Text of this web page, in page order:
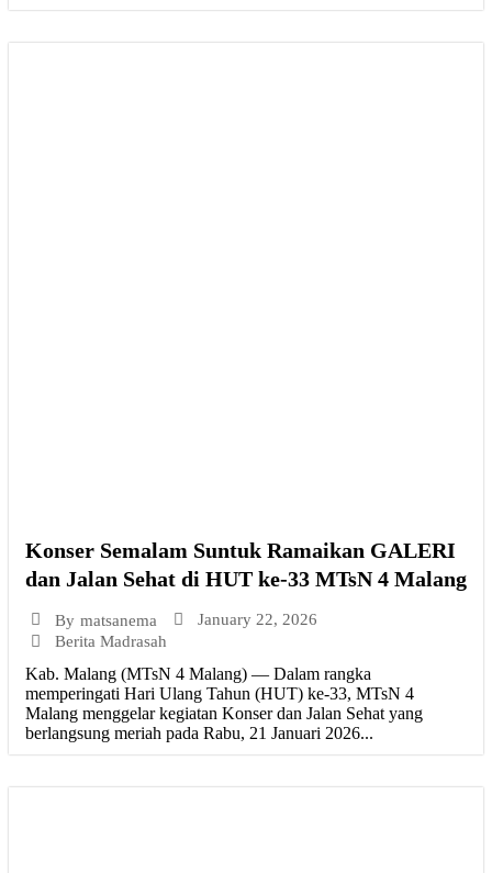
Konser Semalam Suntuk Ramaikan GALERI
dan Jalan Sehat di HUT ke-33 MTsN 4 Malang
By matsanema
January 22, 2026
Berita Madrasah
Kab. Malang (MTsN 4 Malang) — Dalam rangka
memperingati Hari Ulang Tahun (HUT) ke-33, MTsN 4
Malang menggelar kegiatan Konser dan Jalan Sehat yang
berlangsung meriah pada Rabu, 21 Januari 2026...